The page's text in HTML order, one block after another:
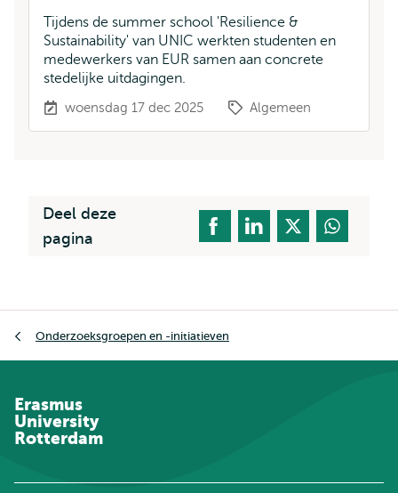
Tijdens de summer school 'Resilience &
Sustainability' van UNIC werkten studenten en
medewerkers van EUR samen aan concrete
stedelijke uitdagingen.
woensdag 17 dec 2025 Algemeen
Deel deze
pagina
Onderzoeksgroepen en -initiatieven
Erasmus
University
Rotterdam